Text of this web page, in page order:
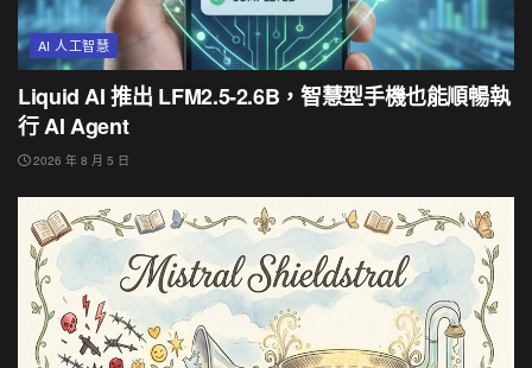
AI 人工智慧
Liquid AI 推出 LFM2.5-2.6B，智慧型手機也能順暢執
行 AI Agent
2026 年 8 月 5 日